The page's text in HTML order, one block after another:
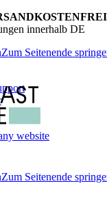
innerhalb DE
Zum Seitenende
website
Zum Seitenende